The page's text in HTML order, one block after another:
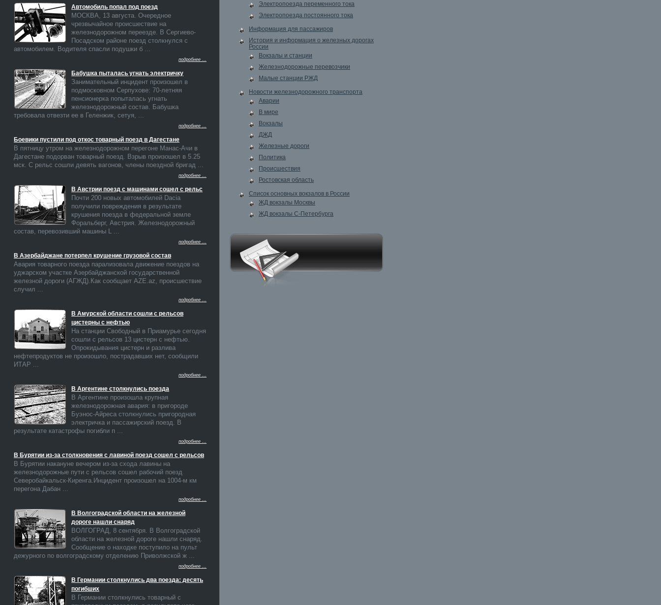
Автомобиль попал под поезд
МОСКВА, 13 августа. Очередное
чрезвычайное происшествие на
железнодорожном переезде. В Сергиево-
Посадском районе поезд столкнулся с
автомобилем. Водителя спасли подушки б ...
подробнее ...
Бабушка пыталась угнать электричку
Занимательный инцидент произошел в
подмосковном Серпухове: 70-летняя
пенсионерка попыталась угнать
железнодорожный состав. Бабушка
требовала отвезти ее в Геленжик, сетуя, ...
подробнее ...
Боевики пустили под откос товарный поезд в Дагестане
В пятницу утром на железнодорожном перегоне Манас-Ачи в
Дагестане подорван товарный поезд. Взрыв произошел в 5.25
мск. С рельс сошли девять вагонов, члены поездной бригад ...
подробнее ...
В Австрии поезд с машинами сошел с рельс
Почти 200 новых автомобилей Dacia
получили повреждения в результате
крушения поезда в федеральной земле
Форальберг, Австрия. Железнодорожный
состав, перевозивший машины L ...
подробнее ...
В Азербайджане потерпел крушение грузовой состав
Авария товарного поезда парализовала движение поездов на
уджарском участке Азербайджанской государственной
железной дороги (АГЖД).Как сообщает AZE.az, происшествие
случил ...
подробнее ...
В Амурской области сошли с рельсов
цистерны с нефтью
На станции Свободный в Приамурье сегодня
сошли с рельсов 13 цистерн с нефтью.
Опрокидывания цистерн и разлива
нефтепродуктов не произошло, пострадавших нет, сообщили
ИТАР ...
подробнее ...
В Аргентине столкнулись поезда
В Аргентине произошла крупная
железнодорожная авария: в пригороде
Буэнос-Айреса столкнулись пригородная
электричка и пассажирский поезд. В
результате катастрофы погибли п ...
подробнее ...
В Бурятии из-за столкновения с лавиной поезд сошел с рельсов
В Бурятии накануне вечером из-за схода лавины на
железнодорожные пути с рельсов сошел рабочий поезд
Северобайкальск-Киренга.Инцидент произошел на 1004-м км
перегона Дабан ...
подробнее ...
В Волгоградской области на железной
дороге нашли снаряд
ВОЛГОГРАД, 8 сентября. В Волгоградской
области на железной дороге нашли снаряд.
Сообщение о находке поступило на пульт
дежурного по волгоградскому отделению Приволжской ж ...
подробнее ...
В Германии столкнулись два поезда: десять
погибших
В Германии столкнулись товарный с
Электропоезда переменного тока
Электропоезда постоянного тока
Информация для пассажиров
История и информация о железных дорогах
России
Вокзалы и станции
Железнодорожные перевозчики
Малые станции РЖД
Новости железнодорожного транспорта
Аварии
В мире
Вокзалы
ДЖД
Железные дороги
Политика
Происшествия
Ростовская область
Список основных вокзалов в России
ЖД вокзалы Москвы
ЖД вокзалы С-Петербурга